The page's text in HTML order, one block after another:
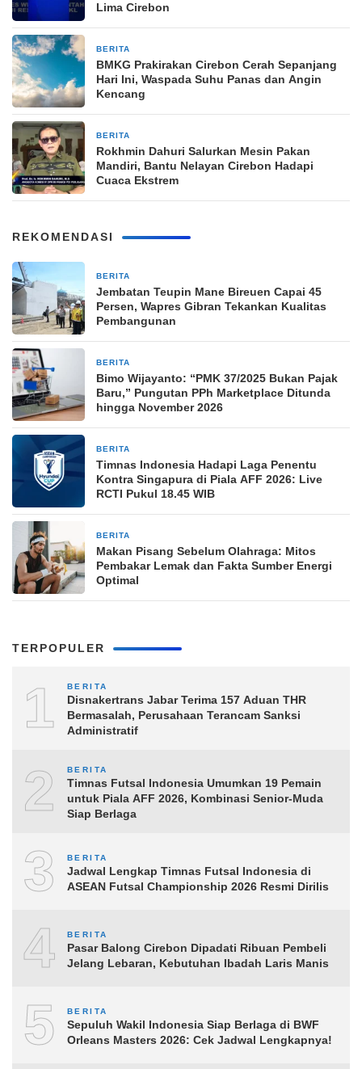
Lima Cirebon
BERITA
BMKG Prakirakan Cirebon Cerah Sepanjang
Hari Ini, Waspada Suhu Panas dan Angin
Kencang
BERITA
Rokhmin Dahuri Salurkan Mesin Pakan
Mandiri, Bantu Nelayan Cirebon Hadapi
Cuaca Ekstrem
REKOMENDASI
BERITA
Jembatan Teupin Mane Bireuen Capai 45
Persen, Wapres Gibran Tekankan Kualitas
Pembangunan
BERITA
Bimo Wijayanto: “PMK 37/2025 Bukan Pajak
Baru,” Pungutan PPh Marketplace Ditunda
hingga November 2026
BERITA
Timnas Indonesia Hadapi Laga Penentu
Kontra Singapura di Piala AFF 2026: Live
RCTI Pukul 18.45 WIB
BERITA
Makan Pisang Sebelum Olahraga: Mitos
Pembakar Lemak dan Fakta Sumber Energi
Optimal
TERPOPULER
1 BERITA
Disnakertrans Jabar Terima 157 Aduan THR
Bermasalah, Perusahaan Terancam Sanksi
Administratif
2 BERITA
Timnas Futsal Indonesia Umumkan 19 Pemain
untuk Piala AFF 2026, Kombinasi Senior-Muda
Siap Berlaga
3 BERITA
Jadwal Lengkap Timnas Futsal Indonesia di
ASEAN Futsal Championship 2026 Resmi Dirilis
4 BERITA
Pasar Balong Cirebon Dipadati Ribuan Pembeli
Jelang Lebaran, Kebutuhan Ibadah Laris Manis
5 BERITA
Sepuluh Wakil Indonesia Siap Berlaga di BWF
Orleans Masters 2026: Cek Jadwal Lengkapnya!